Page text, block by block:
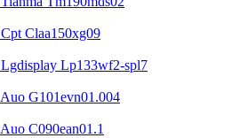
Cpt Claa150xg09
Lgdisplay Lp133wf2-spl7
Auo G101evn01.004
Auo C090ean01.1